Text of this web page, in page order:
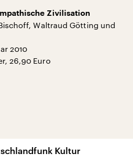
Zivilisation
Waltraud Götting und
2010
26,90 Euro
Kultur